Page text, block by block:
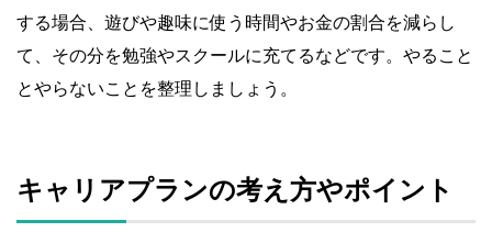
する場合、遊びや趣味に使う時間やお金の割合を減らし
て、その分を勉強やスクールに充てるなどです。やること
とやらないことを整理しましょう。
キャリアプランの考え方やポイント